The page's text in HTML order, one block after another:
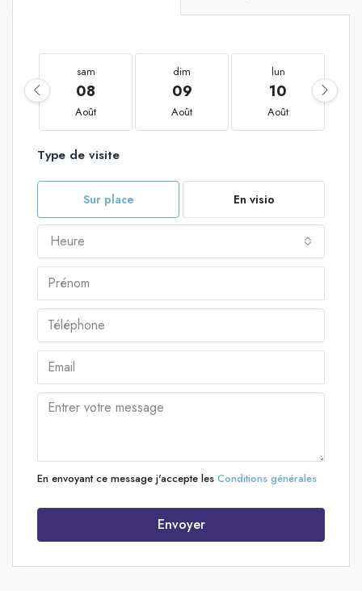
sam
08
Août
dim
09
Août
lun
10
Août
Type de visite
Sur place En visio
Heure
En envoyant ce message j'accepte les Conditions générales
Envoyer